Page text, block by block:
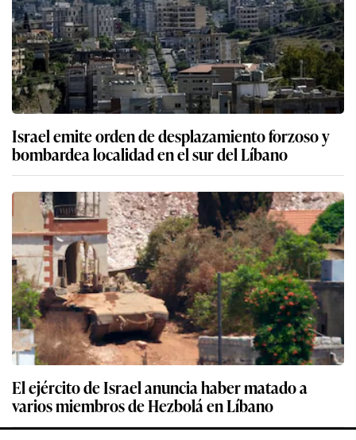
Israel emite orden de desplazamiento forzoso y
bombardea localidad en el sur del Líbano
El ejército de Israel anuncia haber matado a
varios miembros de Hezbolá en Líbano